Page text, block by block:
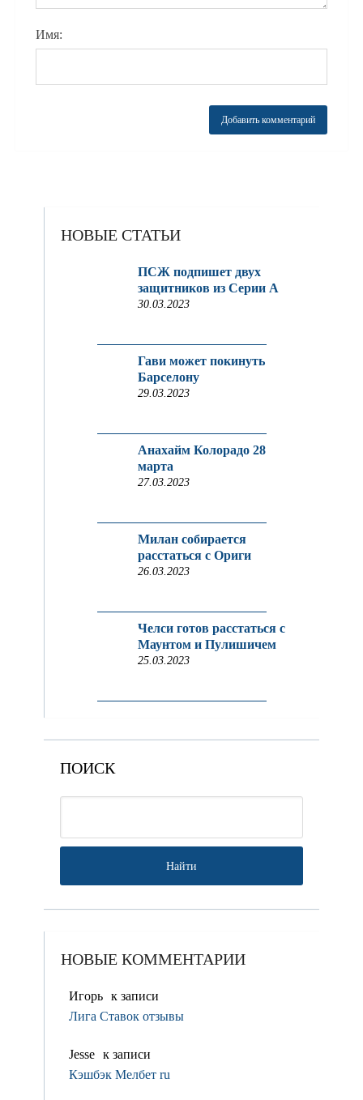
Имя:
НОВЫЕ СТАТЬИ
ПСЖ подпишет двух
защитников из Серии A
30.03.2023
Гави может покинуть
Барселону
29.03.2023
Анахайм Колорадо 28
марта
27.03.2023
Милан собирается
расстаться с Ориги
26.03.2023
Челси готов расстаться с
Маунтом и Пулишичем
25.03.2023
ПОИСК
НОВЫЕ КОММЕНТАРИИ
Игорь к записи
Лига Ставок отзывы
Jesse к записи
Кэшбэк Мелбет ru